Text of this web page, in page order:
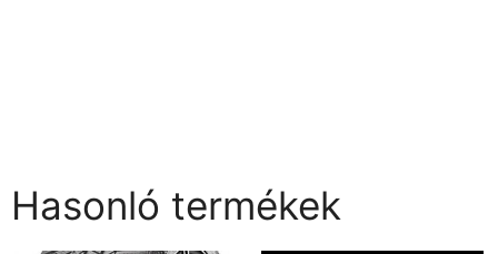
Hasonló termékek